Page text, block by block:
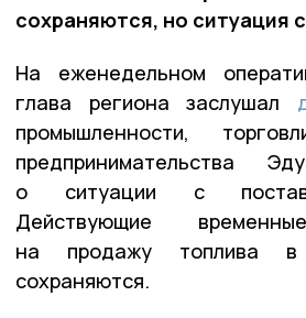
сохраняются, но ситуация
На еженедельном
глава региона заслушал
промышленности,
предпринимательства
о ситуации с
Действующие
на продажу топлива в
сохраняются.